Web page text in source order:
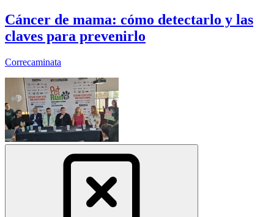
Cáncer de mama: cómo detectarlo y las
claves para prevenirlo
Correcaminata